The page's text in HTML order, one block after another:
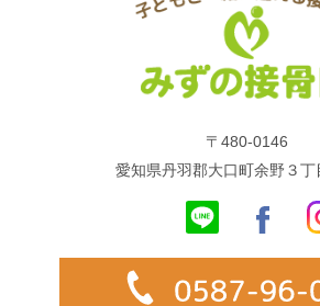
〒480-0146
愛知県丹羽郡大口町余野３丁